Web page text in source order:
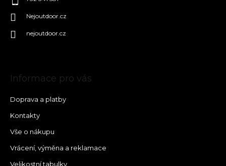
Nejoutdoor.cz
nejoutdoor.cz
Informace pro vás
Doprava a platby
Kontakty
Vše o nákupu
Vrácení, výměna a reklamace
Velikostní tabulky